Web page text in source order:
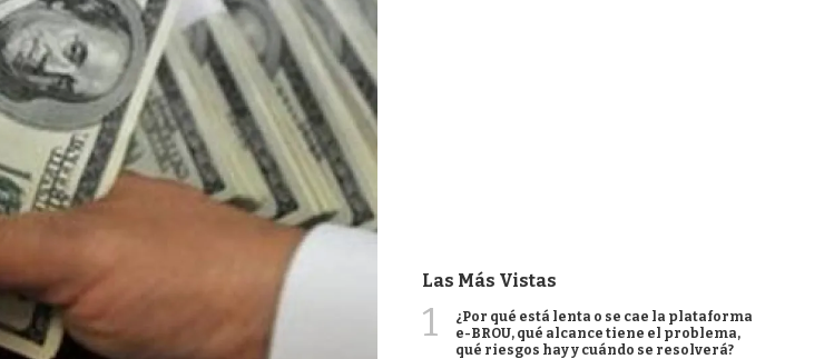
Las Más Vistas
1
¿Por qué está lenta o se cae la plataforma
e-BROU, qué alcance tiene el problema,
qué riesgos hay y cuándo se resolverá?